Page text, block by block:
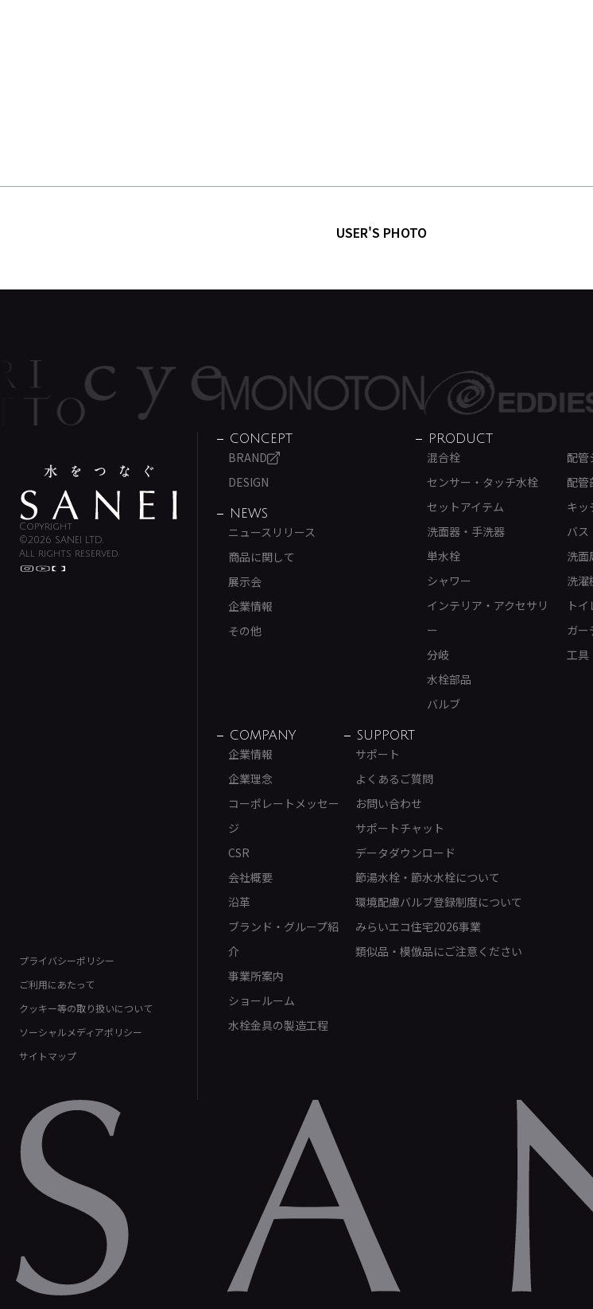
USER'S PHOTO
Copyright
©2026 SANEI LTD.
All rights reserved.
プライバシーポリシー
ご利用にあたって
クッキー等の取り扱いについて
ソーシャルメディアポリシー
サイトマップ
CONCEPT
BRAND
DESIGN
NEWS
ニュースリリース
商品に関して
展示会
企業情報
その他
PRODUCT
混合栓
センサー・タッチ水栓
セットアイテム
洗面器・手洗器
単水栓
シャワー
インテリア・アクセサリ
ー
分岐
水栓部品
バルブ
配管
配管
キッ
バス
洗面
洗濯
ト
ガー
工具
COMPANY
企業情報
企業理念
コーポレートメッセー
ジ
CSR
会社概要
沿革
ブランド・グループ紹
介
事業所案内
ショールーム
水栓金具の製造工程
SUPPORT
サポート
よくあるご質問
お問い合わせ
サポートチャット
データダウンロード
節湯水栓・節水水栓について
環境配慮バルブ登録制度について
みらいエコ住宅2026事業
類似品・模倣品にご注意ください